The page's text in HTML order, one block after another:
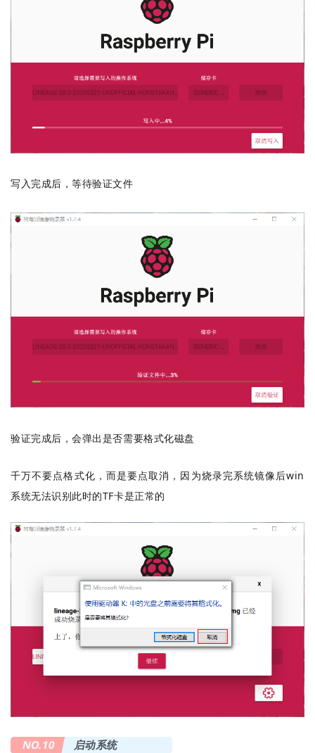
写入完成后，等待验证文件
验证完成后，会弹出是否需要格式化磁盘
千万不要点格式化，而是要点取消，因为烧录完系统镜像后win
系统无法识别此时的TF卡是正常的
NO.10 启动系统